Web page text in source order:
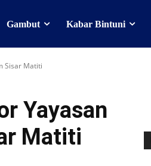
Gambut Kabar Bintuni
Sisar Matiti
Yayasan
Matiti